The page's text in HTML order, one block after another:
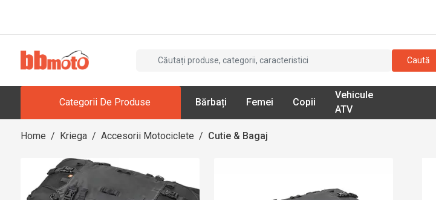
Caută
Categorii De Produse Bărbați Femei Copii
Vehicule
ATV
Home / Kriega / Accesorii Motociclete / Cutie & Bagaj